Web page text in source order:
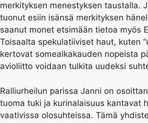
merkityksen menestyksen taustalla.
tuonut esiin isänsä merkityksen
saanut monet etsimään tietoa myös
Toisaalta spekulatiiviset haut, kuten
kertovat someaikakauden nopeista
avioliitto voidaan tulkita uudeksi
Ralliurheilun parissa Janni on
tuoma tuki ja kurinalaisuus kantavat
vaativissa olosuhteissa. Tämä